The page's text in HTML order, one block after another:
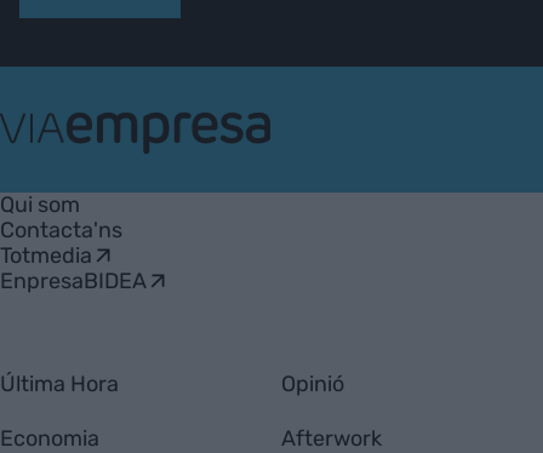
Empresa
Qui som
Contacta'ns
Totmedia
EnpresaBIDEA
Última Hora
Economia
Opinió
Afterwork